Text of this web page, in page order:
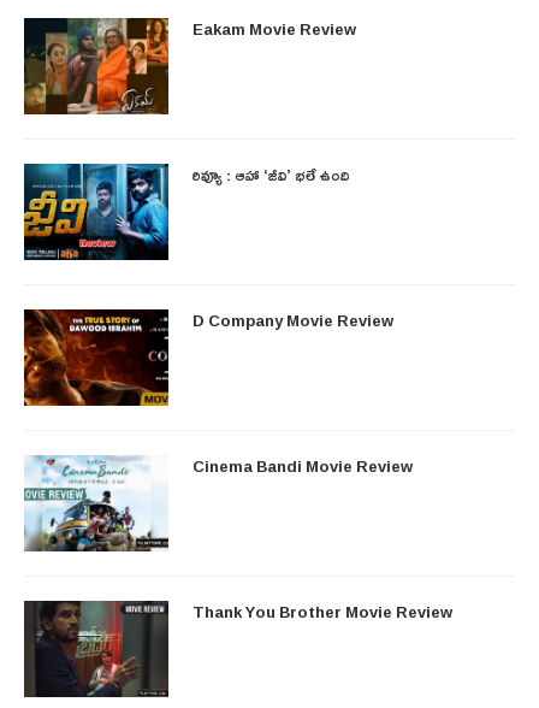
Eakam Movie Review
రివ్యూ : ఆహా ‘జీవి’ భలే ఉంది
D Company Movie Review
Cinema Bandi Movie Review
Thank You Brother Movie Review